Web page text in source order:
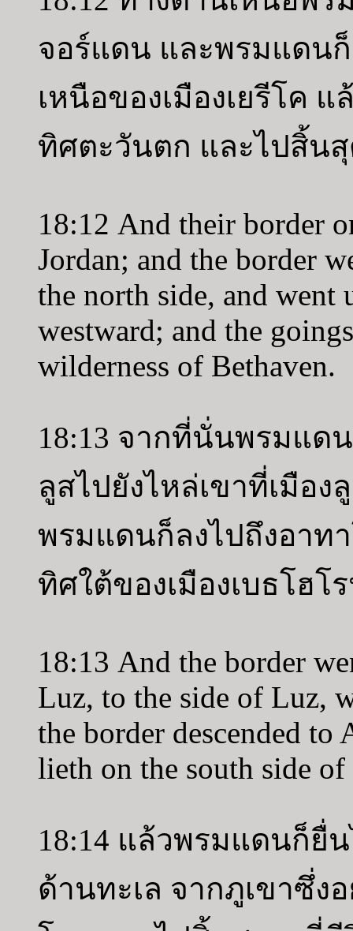
จอร์แดน และพรมแดน
เหนือของเมืองเยรีโค
ทิศตะวันตก และไปสิ้น
18:12 And their border
Jordan; and the border
the north side, and went
westward; and the
wilderness of Bethaven.
18:13 จากที่นั่นพรมแด
ลูสไปยังไหล่เขาที่เมือง
พรมแดนก็ลงไปถึงอาท
ทิศใต้ของเมืองเบธโฮโ
18:13 And the border
Luz, to the side of Luz,
the border descended to
lieth on the south side
18:14 แล้วพรมแดนก็ยื่
ด้านทะเล จากภูเขาซึ่ง